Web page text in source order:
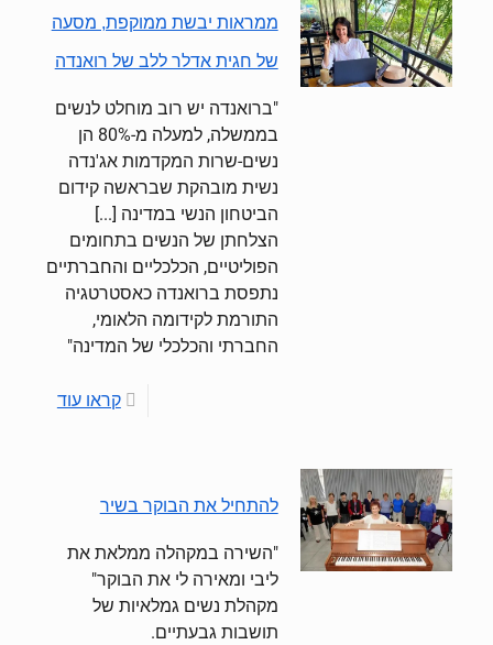
ממראות יבשת ממוקפת, מסעה
של חגית אדלר ללב של רואנדה
"ברואנדה יש רוב מוחלט לנשים
בממשלה, למעלה מ-80% הן
נשים-שרות המקדמות אג'נדה
נשית מובהקת שבראשה קידום
הביטחון הנשי במדינה [...]
הצלחתן של הנשים בתחומים
הפוליטיים, הכלכליים והחברתיים
נתפסת ברואנדה כאסטרטגיה
התורמת לקידומה הלאומי,
החברתי והכלכלי של המדינה"
קראו עוד
להתחיל את הבוקר בשיר
"השירה במקהלה ממלאת את
ליבי ומאירה לי את הבוקר"
מקהלת נשים גמלאיות של
תושבות גבעתיים.